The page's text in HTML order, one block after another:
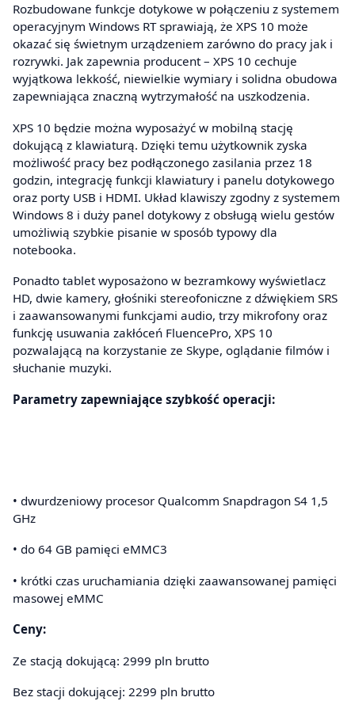
Rozbudowane funkcje dotykowe w połączeniu z systemem
operacyjnym Windows RT sprawiają, że XPS 10 może
okazać się świetnym urządzeniem zarówno do pracy jak i
rozrywki. Jak zapewnia producent – XPS 10 cechuje
wyjątkowa lekkość, niewielkie wymiary i solidna obudowa
zapewniająca znaczną wytrzymałość na uszkodzenia.
XPS 10 będzie można wyposażyć w mobilną stację
dokującą z klawiaturą. Dzięki temu użytkownik zyska
możliwość pracy bez podłączonego zasilania przez 18
godzin, integrację funkcji klawiatury i panelu dotykowego
oraz porty USB i HDMI. Układ klawiszy zgodny z systemem
Windows 8 i duży panel dotykowy z obsługą wielu gestów
umożliwią szybkie pisanie w sposób typowy dla
notebooka.
Ponadto tablet wyposażono w bezramkowy wyświetlacz
HD, dwie kamery, głośniki stereofoniczne z dźwiękiem SRS
i zaawansowanymi funkcjami audio, trzy mikrofony oraz
funkcję usuwania zakłóceń FluencePro, XPS 10
pozwalającą na korzystanie ze Skype, oglądanie filmów i
słuchanie muzyki.
Parametry zapewniające szybkość operacji:
• dwurdzeniowy procesor Qualcomm Snapdragon S4 1,5
GHz
• do 64 GB pamięci eMMC3
• krótki czas uruchamiania dzięki zaawansowanej pamięci
masowej eMMC
Ceny:
Ze stacją dokującą: 2999 pln brutto
Bez stacji dokującej: 2299 pln brutto